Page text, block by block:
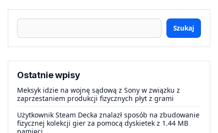
Szukaj
Ostatnie wpisy
Meksyk idzie na wojnę sądową z Sony w związku z
zaprzestaniem produkcji fizycznych płyt z grami
Użytkownik Steam Decka znalazł sposób na zbudowanie
fizycznej kolekcji gier za pomocą dyskietek z 1.44 MB
pamięci